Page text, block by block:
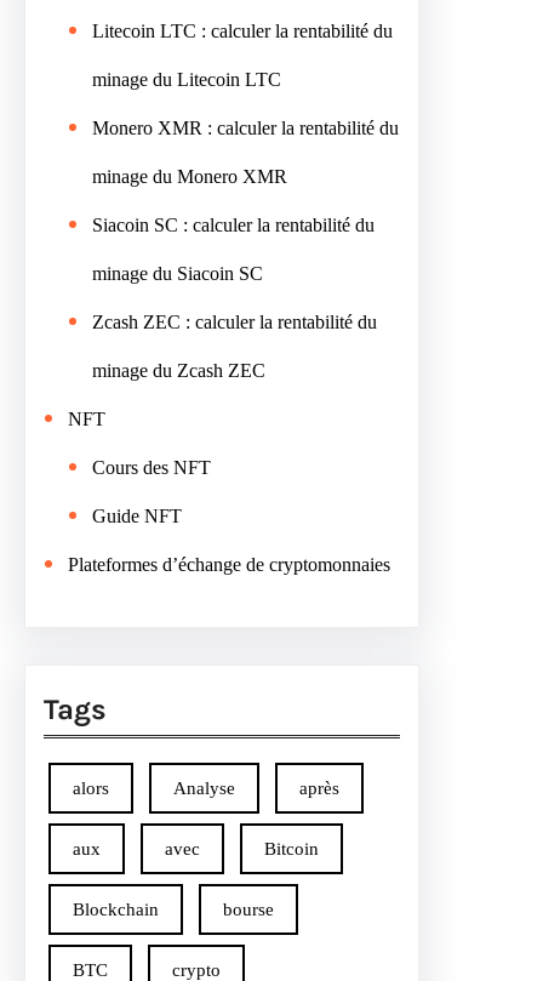
Litecoin LTC : calculer la rentabilité du
minage du Litecoin LTC
Monero XMR : calculer la rentabilité du
minage du Monero XMR
Siacoin SC : calculer la rentabilité du
minage du Siacoin SC
Zcash ZEC : calculer la rentabilité du
minage du Zcash ZEC
NFT
Cours des NFT
Guide NFT
Plateformes d’échange de cryptomonnaies
Tags
alors Analyse après
aux avec Bitcoin
Blockchain bourse
BTC crypto